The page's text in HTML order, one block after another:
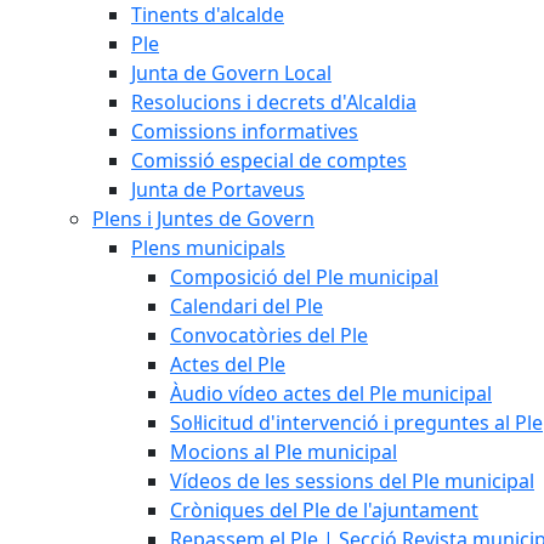
Tinents d'alcalde
Ple
Junta de Govern Local
Resolucions i decrets d'Alcaldia
Comissions informatives
Comissió especial de comptes
Junta de Portaveus
Plens i Juntes de Govern
Plens municipals
Composició del Ple municipal
Calendari del Ple
Convocatòries del Ple
Actes del Ple
Àudio vídeo actes del Ple municipal
Sol·licitud d'intervenció i preguntes al Ple
Mocions al Ple municipal
Vídeos de les sessions del Ple municipal
Cròniques del Ple de l'ajuntament